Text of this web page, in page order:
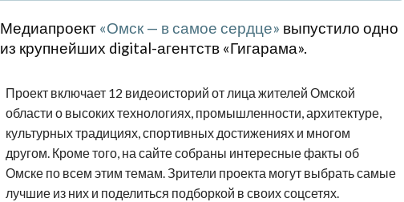
Медиапроект «Омск — в самое сердце» выпустило одно
из крупнейших digital-агентств «Гигарама».
Проект включает 12 видеоисторий от лица жителей Омской
области о высоких технологиях, промышленности, архитектуре,
культурных традициях, спортивных достижениях и многом
другом. Кроме того, на сайте собраны интересные факты об
Омске по всем этим темам. Зрители проекта могут выбрать самые
лучшие из них и поделиться подборкой в своих соцсетях.